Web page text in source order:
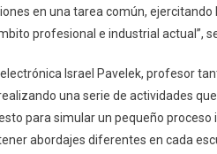
en una tarea común,
profesional e industrial actual”,
Israel Pavelek, profesor
una serie de actividades
para simular un pequeño
abordajes diferentes en cada